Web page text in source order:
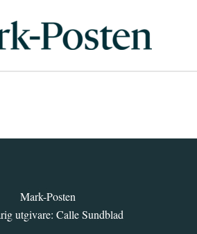
Mark-Posten
utgivare: Calle Sundblad